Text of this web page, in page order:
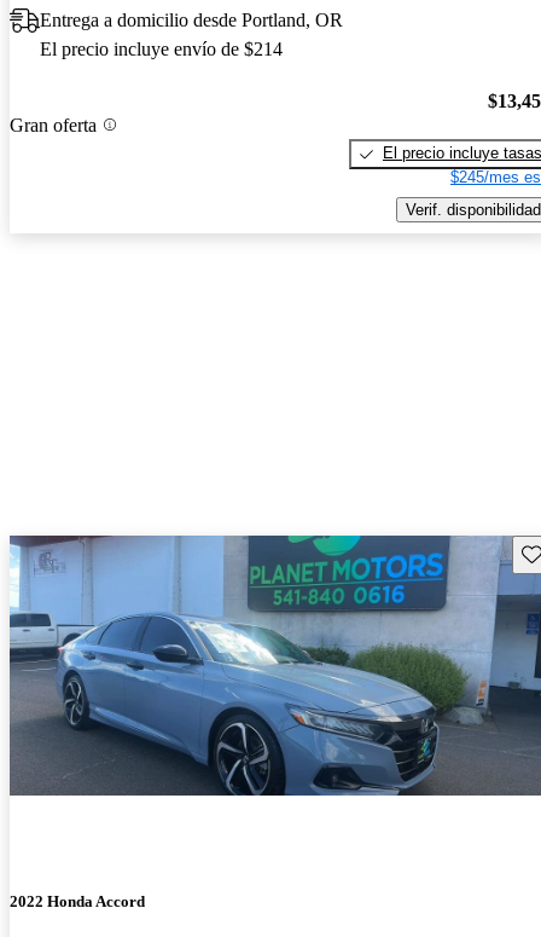
Entrega a domicilio desde Portland, OR
El precio incluye envío de $214
Gran oferta
El precio incluye tasas
$245/mes
Verif. disponibilidad
2022 Honda Accord